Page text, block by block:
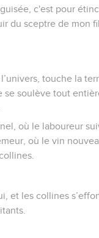
c'est pour
du sceptre de mon
touche la
se soulève tout
où le laboureur
où le vin
et les collines